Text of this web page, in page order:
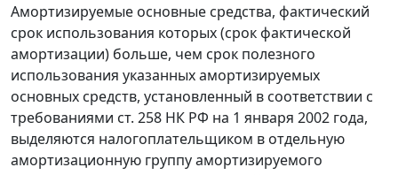
Амортизируемые основные средства, фактический
срок использования которых (срок фактической
амортизации) больше, чем срок полезного
использования указанных амортизируемых
основных средств, установленный в соответствии с
требованиями ст. 258 НК РФ на 1 января 2002 года,
выделяются налогоплательщиком в отдельную
амортизационную группу амортизируемого